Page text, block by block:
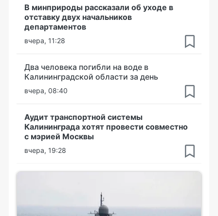
В минприроды рассказали об уходе в
отставку двух начальников
департаментов
вчера, 11:28
Два человека погибли на воде в
Калининградской области за день
вчера, 08:40
Аудит транспортной системы
Калининграда хотят провести совместно
с мэрией Москвы
вчера, 19:28